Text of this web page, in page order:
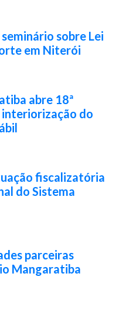
sobre Lei
em Niterói
abre 18ª
do
fiscalizatória
do Sistema
parceiras
Mangaratiba